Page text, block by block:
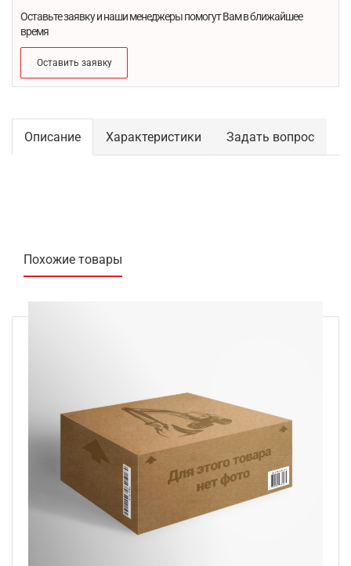
Оставьте заявку и наши менеджеры помогут Вам в ближайшее
время
Оставить заявку
Описание Характеристики Задать вопрос
Похожие товары